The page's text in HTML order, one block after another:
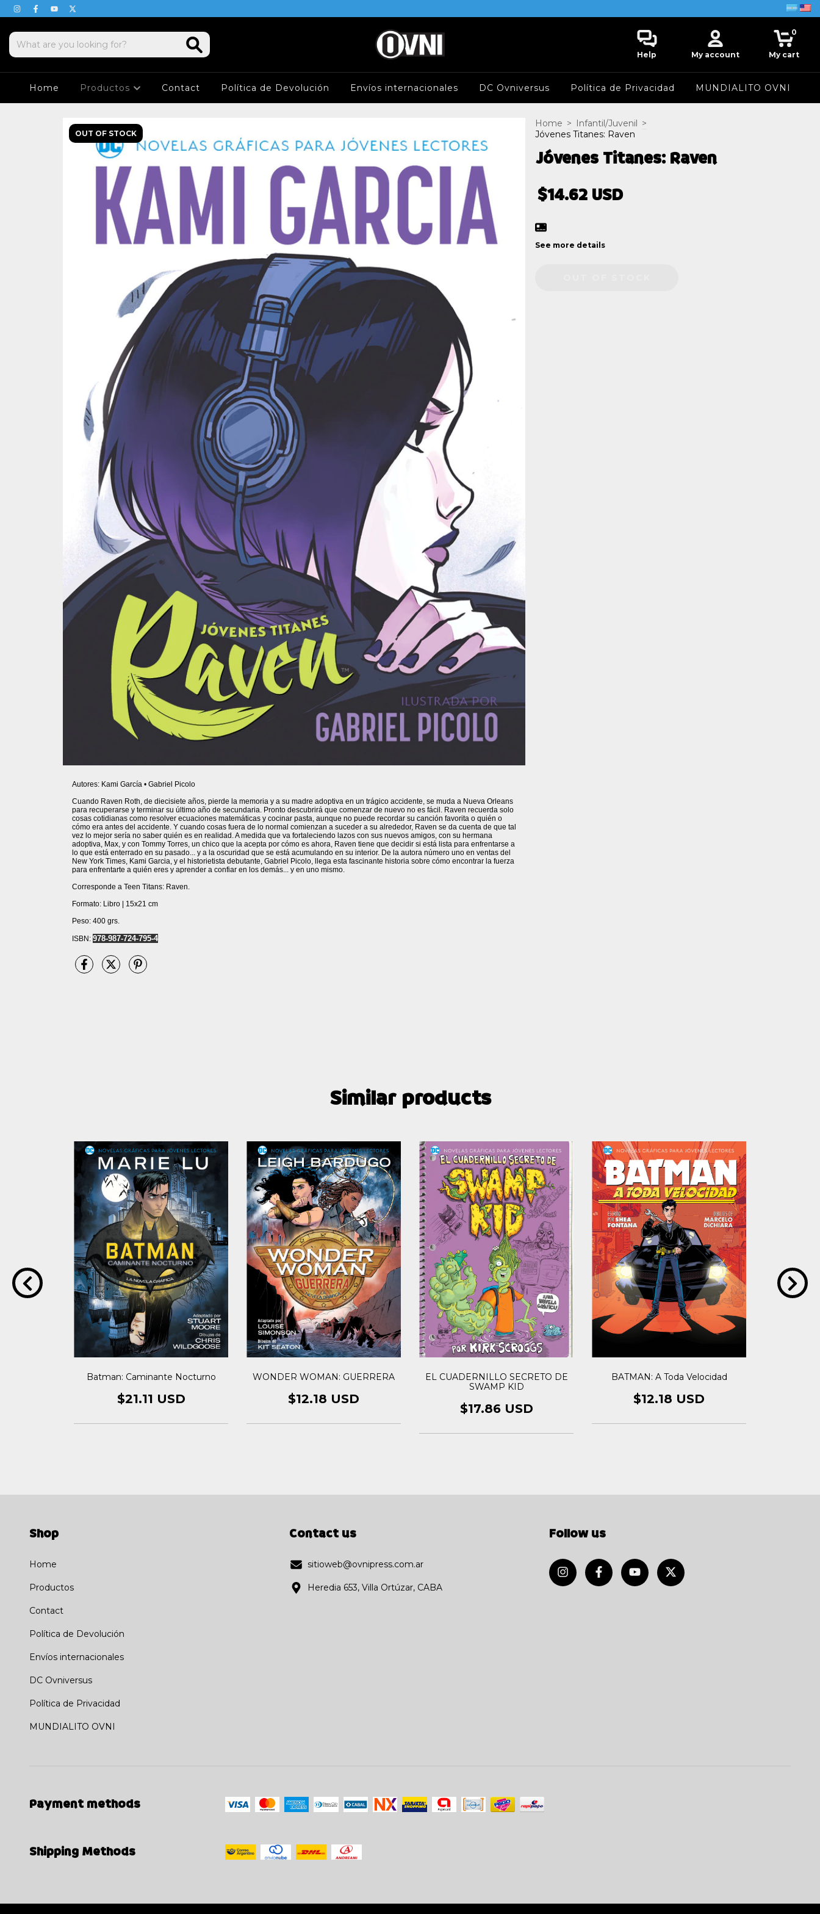
Help My account My cart
0
Home Productos Contact Política de Devolución Envíos internacionales DC Ovniversus Política de Privacidad MUNDIALITO OVNI
OUT OF STOCK
Autores: Kami García • Gabriel Picolo
Cuando Raven Roth, de diecisiete años, pierde la memoria y a su madre adoptiva en un trágico accidente, se muda a Nueva Orleans
para recuperarse y terminar su último año de secundaria. Pronto descubrirá que comenzar de nuevo no es fácil. Raven recuerda solo
cosas cotidianas como resolver ecuaciones matemáticas y cocinar pasta, aunque no puede recordar su canción favorita o quién o
cómo era antes del accidente. Y cuando cosas fuera de lo normal comienzan a suceder a su alrededor, Raven se da cuenta de que tal
vez lo mejor sería no saber quién es en realidad. A medida que va fortaleciendo lazos con sus nuevos amigos, con su hermana
adoptiva, Max, y con Tommy Torres, un chico que la acepta por cómo es ahora, Raven tiene que decidir si está lista para enfrentarse a
lo que está enterrado en su pasado... y a la oscuridad que se está acumulando en su interior. De la autora número uno en ventas del
New York Times, Kami Garcia, y el historietista debutante, Gabriel Picolo, llega esta fascinante historia sobre cómo encontrar la fuerza
para enfrentarte a quién eres y aprender a confiar en los demás... y en uno mismo.
Corresponde a Teen Titans: Raven.
Formato: Libro | 15x21 cm
Peso: 400 grs.
ISBN: 978-987-724-795-4
Home > Infantil/Juvenil >
Jóvenes Titanes: Raven
Jóvenes Titanes: Raven
$14.62 USD
See more details
Similar products
Batman: Caminante Nocturno
$21.11 USD
WONDER WOMAN: GUERRERA
$12.18 USD
EL CUADERNILLO SECRETO DE
SWAMP KID
$17.86 USD
BATMAN: A Toda Velocidad
$12.18 USD
Shop
Home
Productos
Contact
Política de Devolución
Envíos internacionales
DC Ovniversus
Política de Privacidad
MUNDIALITO OVNI
Contact us
sitioweb@ovnipress.com.ar
Heredia 653, Villa Ortúzar, CABA
Follow us
Payment methods
Shipping Methods